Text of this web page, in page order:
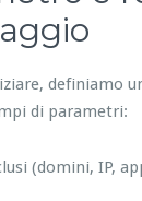
definiamo
di parametri:
(domini, IP,